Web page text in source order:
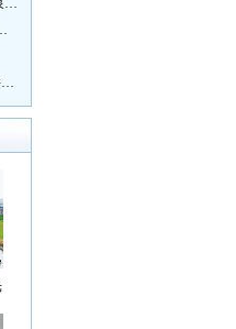
2025年省级新增规上工业企业奖励资金下达 泉州市获补资金居全省首位
业链条 助力“晋品出海”
周祖翼在漳州宣讲党的二十届四中全会精神并调研